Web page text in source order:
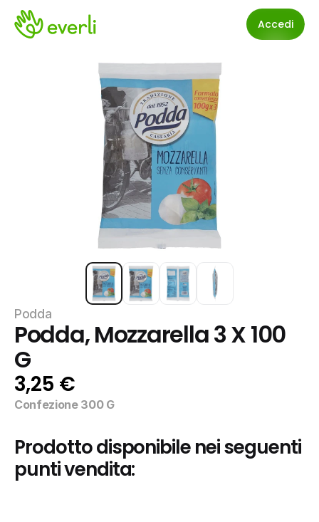
Accedi
Podda
Podda, Mozzarella 3 X 100
G
3,25 €
Confezione 300 G
Prodotto disponibile nei seguenti
punti vendita: